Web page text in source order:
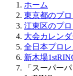
ホーム
東京都のプロ
江東区のプロ
大会カレン
全日本プロレ
新木場
「スーパー